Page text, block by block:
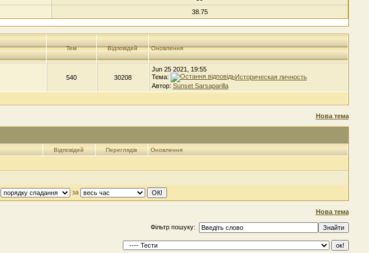
38.75
Тем Відповідей Оновлення
540 30208
Jun 25 2021, 19:55
Тема:
Историческая личность
Автор: Sunset Sarsaparilla
Нова тема
Відповідей Переглядів Оновлення
за
Нова тема
Фільтр пошуку: